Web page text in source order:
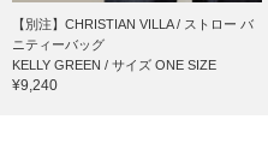
【別注】CHRISTIAN VILLA / ストロー バ
ニティーバッグ
KELLY GREEN / サイズ ONE SIZE
¥9,240